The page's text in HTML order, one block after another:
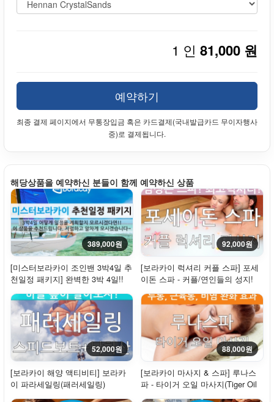
1 인 81,000 원
예약하기
최종 결제 페이지에서 무통장입금 혹은 카드결제(국내발급카드 무이자행사
중)로 결제됩니다.
해당상품을 예약하신 분들이 함께 예약하신 상품
389,000원
[미스터보라카이 조인밴 3박4일 추
천일정 패키지] 완벽한 3박 4일!!
보라카이 ...
92,000원
[보라카이 럭셔리 커플 스파] 포세
이돈 스파 - 커플/연인들의 성지!
52,000원
[보라카이 해양 액티비티] 보라카
이 파라세일링(패러세일링)
88,000원
[보라카이 마사지 & 스파] 루나스
파 - 타이거 오일 마사지(Tiger Oil
Massage,...